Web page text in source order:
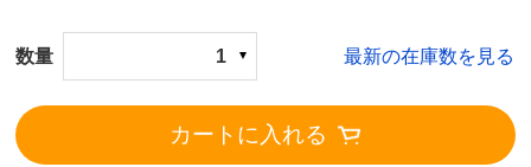
数量 1 最新の在庫数を見る
カートに入れる